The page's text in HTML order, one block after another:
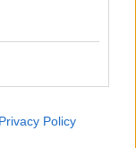
Privacy Policy